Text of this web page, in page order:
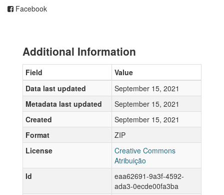
Facebook
Additional Information
Field
Value
Data last updated
September 15, 2021
Metadata last updated
September 15, 2021
Created
September 15, 2021
Format
ZIP
License
Creative Commons
Atribuição
Id
eaa62691-9a3f-4592-
ada3-0ecde00fa3ba